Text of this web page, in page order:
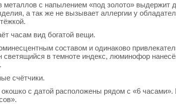
с напылением «под золото» выдержит
а так же не вызывает аллергии у
часам вид богатой вещи.
составом и одинаково
в темноте индекс, люминофор
счётчики.
с датой расположены рядом с «6 часами».